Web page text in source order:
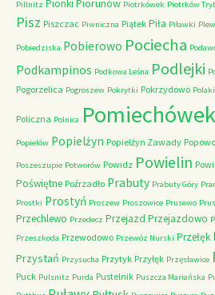
Pillnitz Pionki Piorunów Piotrkówek Piotrków
Pisz Piszczac Piwniczna Piątek Piła Piławki
Pobiedziska Pobierowo Pociecha
Podkampinos Podkowa Leśna Podlejki
Pogorzelica Pogroszew Pokrytki Pokrzydowo Polaki
Policzna Polnica Pomiechówek
Popielów Popielżyn Popielżyn Zawady Popowo
Poszeszupie Potworów Powidz Powielin
Poświętne Poźrzadło Prabuty Prabuty Góry
Prostki Prostyń Proszew Proszowice Prusewo
Przechlewo Przedecz Przejazd Przejazdowo
Przeszkoda Przewodowo Przewóz Nurski Przełęk
Przystań Przysucha Przytyk Przyłęk Przęsławice
Puck Pulsnitz Purda Pustelnik Puszcza Mariańska